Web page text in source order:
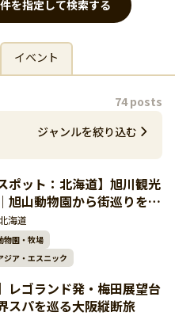
を指定して検索する
イベント
ジャンルを絞り込む
74 posts
ポット：北海道】旭川観光
旭山動物園から街巡りを楽
ドライブ
海道
物園・牧場
ジア・エスニック
レゴランド発・梅田展望台
スパを巡る大阪縦断旅